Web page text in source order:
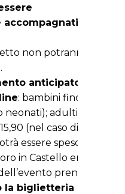
dagli
non potranno
anticipato
: bambini fino a 14
neonati); adulti e
(nel caso di non
essere speso per
in Castello entro
prenotato).
la biglietteria del